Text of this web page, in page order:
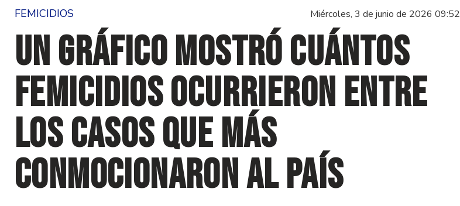
FEMICIDIOS Miércoles, 3 de junio de 2026 09:52
Un gráfico mostró cuántos
femicidios ocurrieron entre
los casos que más
conmocionaron al país